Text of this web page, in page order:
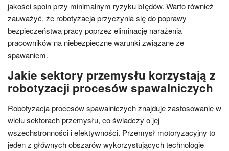
jakości spoin przy minimalnym ryzyku błędów. Warto również
zauważyć, że robotyzacja przyczynia się do poprawy
bezpieczeństwa pracy poprzez eliminację narażenia
pracowników na niebezpieczne warunki związane ze
spawaniem.
Jakie sektory przemysłu korzystają z
robotyzacji procesów spawalniczych
Robotyzacja procesów spawalniczych znajduje zastosowanie w
wielu sektorach przemysłu, co świadczy o jej
wszechstronności i efektywności. Przemysł motoryzacyjny to
jeden z głównych obszarów wykorzystujących technologie